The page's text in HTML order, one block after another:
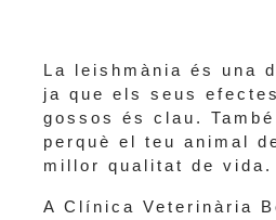
La leishmània és una
ja que els seus
gossos és clau.
perquè el teu animal
millor qualitat de vida.
A Clínica Veterinària